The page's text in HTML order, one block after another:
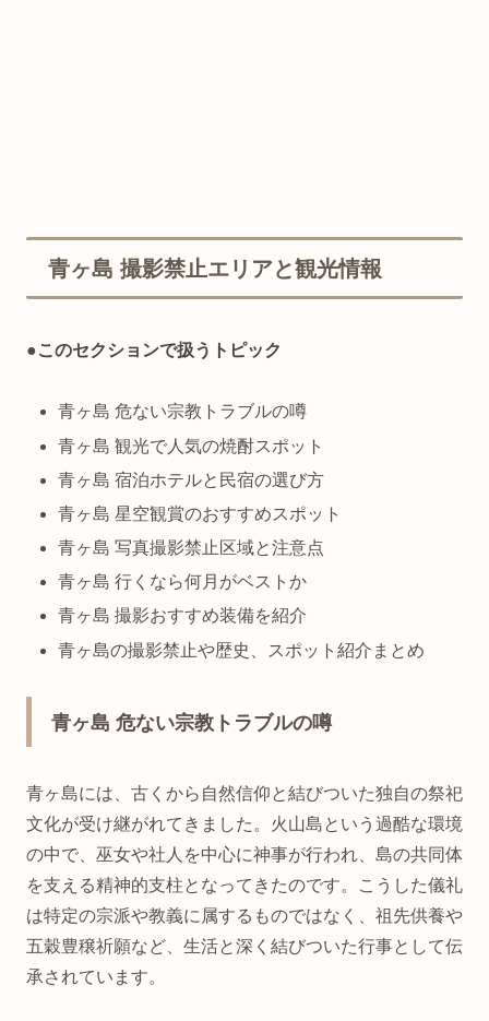
青ヶ島 撮影禁止エリアと観光情報
●このセクションで扱うトピック
青ヶ島 危ない宗教トラブルの噂
青ヶ島 観光で人気の焼酎スポット
青ヶ島 宿泊ホテルと民宿の選び方
青ヶ島 星空観賞のおすすめスポット
青ヶ島 写真撮影禁止区域と注意点
青ヶ島 行くなら何月がベストか
青ヶ島 撮影おすすめ装備を紹介
青ヶ島の撮影禁止や歴史、スポット紹介まとめ
青ヶ島 危ない宗教トラブルの噂
青ヶ島には、古くから自然信仰と結びついた独自の祭祀
文化が受け継がれてきました。火山島という過酷な環境
の中で、巫女や社人を中心に神事が行われ、島の共同体
を支える精神的支柱となってきたのです。こうした儀礼
は特定の宗派や教義に属するものではなく、祖先供養や
五穀豊穣祈願など、生活と深く結びついた行事として伝
承されています。